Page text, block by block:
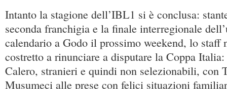
Intanto la stagione dell’IBL1 si è conclusa:
seconda franchigia e la finale interregionale
calendario a Godo il prossimo weekend, lo staff
costretto a rinunciare a disputare la Coppa
Calero, stranieri e quindi non selezionabili, con
Musumeci alle prese con felici situazioni